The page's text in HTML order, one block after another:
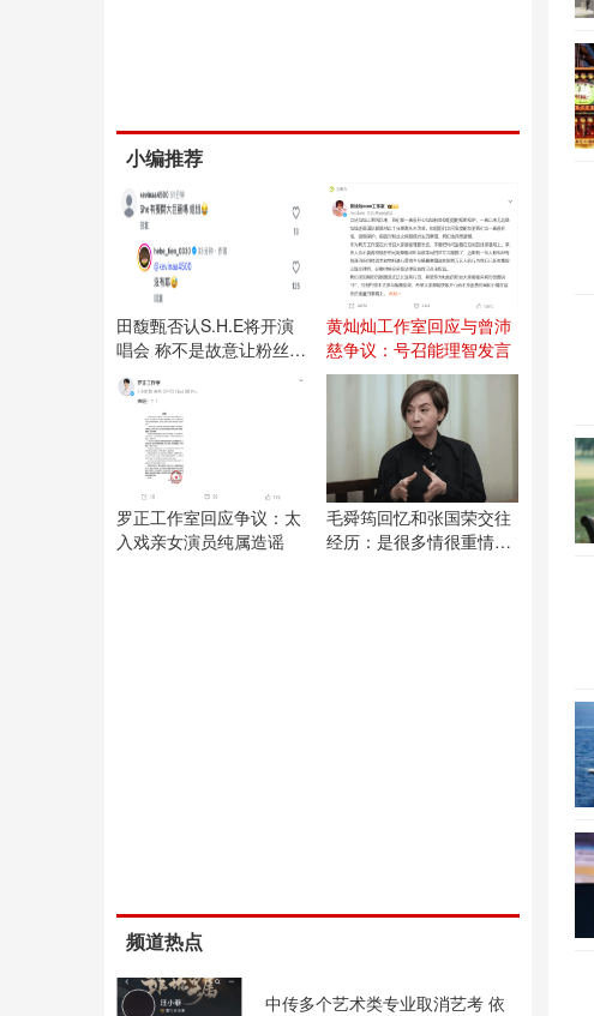
小编推荐
田馥甄否认S.H.E将开演
唱会 称不是故意让粉丝失
望
黄灿灿工作室回应与曾沛
慈争议：号召能理智发言
罗正工作室回应争议：太
入戏亲女演员纯属造谣
毛舜筠回忆和张国荣交往
经历：是很多情很重情的
频道热点
中传多个艺术类专业取消艺考 依